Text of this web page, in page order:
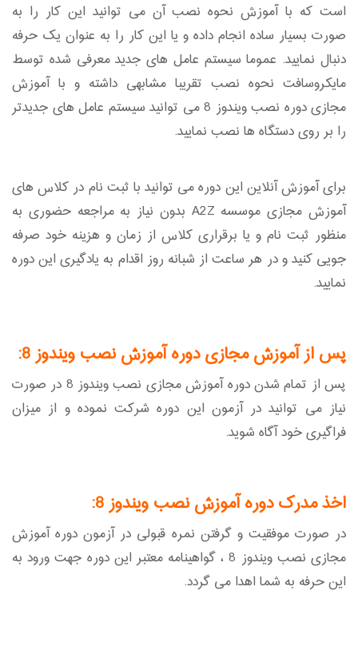
است که با آموزش نحوه نصب آن می توانید این کار را به
صورت بسیار ساده انجام داده و یا این کار را به عنوان یک حرفه
دنبال نمایید. عموما سیستم عامل های جدید معرفی شده توسط
مایکروسافت نحوه نصب تقریبا مشابهی داشته و با آموزش
مجازی دوره نصب ویندوز 8 می توانید سیستم عامل های جدیدتر
را بر روی دستگاه ها نصب نمایید.
برای آموزش آنلاین این دوره می توانید با ثبت نام در کلاس های
آموزش مجازی موسسه A2Z بدون نیاز به مراجعه حضوری به
منظور ثبت نام و یا برقراری کلاس از زمان و هزینه خود صرفه
جویی کنید و در هر ساعت از شبانه روز اقدام به یادگیری این دوره
نمایید.
پس از آموزش مجازی دوره آموزش نصب ویندوز 8:
پس از تمام شدن دوره آموزش مجازی نصب ویندوز 8 در صورت
نیاز می توانید در آزمون این دوره شرکت نموده و از میزان
فراگیری خود آگاه شوید.
اخذ مدرک دوره آموزش نصب ویندوز 8:
در صورت موفقیت و گرفتن نمره قبولی در آزمون دوره آموزش
مجازی نصب ویندوز 8 ، گواهینامه معتبر این دوره جهت ورود به
این حرفه به شما اهدا می گردد.